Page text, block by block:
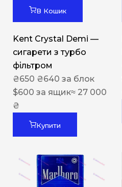
В Кошик
Kent Crystal Demi —
сигарети з турбо
фільтром
₴650 ₴640 за блок
$600 за ящик≈ 27 000
₴
Купити